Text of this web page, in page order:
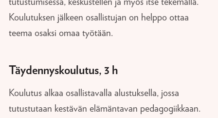
Koulutuksen jälkeen osallistujan on helppo ottaa
teema osaksi omaa työtään.
Täydennyskoulutus, 3 h
Koulutus alkaa osallistavalla alustuksella, jossa
tutustutaan kestävän elämäntavan pedagogiikkaan.